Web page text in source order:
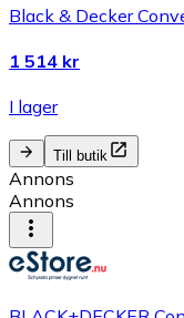
Black & Decker
1 514 kr
I lager
Till butik
Annons
Annons